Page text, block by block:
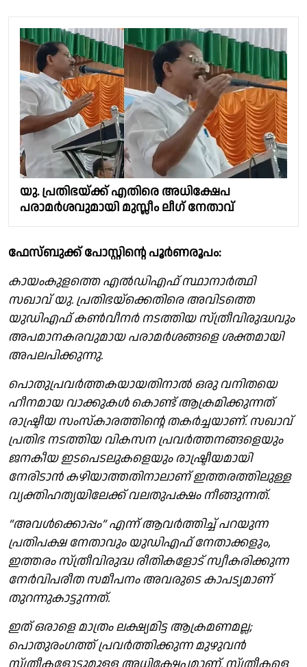
യു. പ്രതിഭയ്ക്ക് എതിരെ അധിക്ഷേപ
പരാമർശവുമായി മുസ്ലീം ലീഗ് നേതാവ്
ഫേസ്ബുക്ക് പോസ്റ്റിൻ്റെ പൂർണരൂപം:
കായംകുളത്തെ എൽഡിഎഫ് സ്ഥാനാർത്ഥി
സഖാവ് യു. പ്രതിഭയ്ക്കെതിരെ അവിടത്തെ
യുഡിഎഫ് കൺവീനർ നടത്തിയ സ്ത്രീവിരുദ്ധവും
അപമാനകരവുമായ പരാമർശങ്ങളെ ശക്തമായി
അപലപിക്കുന്നു.
പൊതുപ്രവർത്തകയായതിനാൽ ഒരു വനിതയെ
ഹീനമായ വാക്കുകൾ കൊണ്ട് ആക്രമിക്കുന്നത്
രാഷ്ട്രീയ സംസ്കാരത്തിന്റെ തകർച്ചയാണ്. സഖാവ്
പ്രതിഭ നടത്തിയ വികസന പ്രവർത്തനങ്ങളെയും
ജനകീയ ഇടപെടലുകളെയും രാഷ്ട്രീയമായി
നേരിടാൻ കഴിയാത്തതിനാലാണ് ഇത്തരത്തിലുള്ള
വ്യക്തിഹത്യയിലേക്ക് വലതുപക്ഷം നീങ്ങുന്നത്.
“അവൾക്കൊപ്പം” എന്ന് ആവർത്തിച്ച് പറയുന്ന
പ്രതിപക്ഷ നേതാവും യുഡിഎഫ് നേതാക്കളും,
ഇത്തരം സ്ത്രീവിരുദ്ധ രീതികളോട് സ്വീകരിക്കുന്ന
നേർവിപരീത സമീപനം അവരുടെ കാപട്യമാണ്
തുറന്നുകാട്ടുന്നത്.
ഇത് ഒരാളെ മാത്രം ലക്ഷ്യമിട്ട ആക്രമണമല്ല;
പൊതുരംഗത്ത് പ്രവർത്തിക്കുന്ന മുഴുവൻ